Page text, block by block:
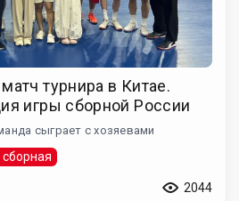
турнира в Китае.
игры сборной России
сыграет с хозяевами
2044